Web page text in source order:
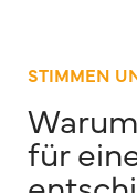
STIMMEN
für